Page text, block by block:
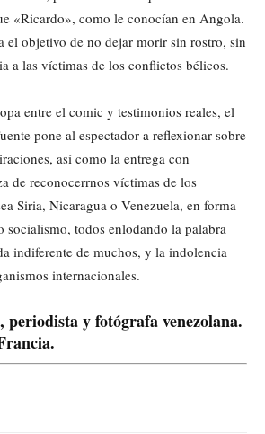
«Ricardo», como le conocían en Angola.
el objetivo de no dejar morir sin rostro, sin
a las víctimas de los conflictos bélicos.
entre el comic y testimonios reales, el
pone al espectador a reflexionar sobre
así como la entrega con
de reconocerrnos víctimas de los
Siria, Nicaragua o Venezuela, en forma
socialismo, todos enlodando la palabra
indiferente de muchos, y la indolencia
internacionales.
y fotógrafa venezolana.